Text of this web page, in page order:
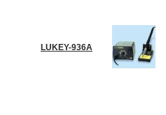
LUKEY-936A